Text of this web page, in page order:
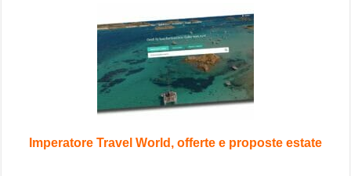
Imperatore Travel World, offerte e proposte estate